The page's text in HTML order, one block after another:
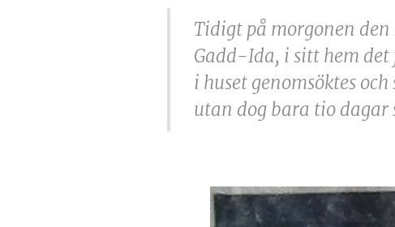
Tidigt på morgonen
Gadd-Ida, i sitt hem
i huset genomsöktes
utan dog bara tio dagar